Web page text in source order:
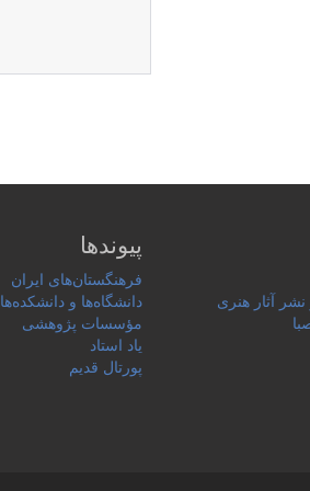
پیوندها
فرهنگستان‌های ایران
دانشگاه‌ها و دانشکده‌ها
مؤسسات پژوهشی
یاد استاد
پورتال قدیم
آثار هنری